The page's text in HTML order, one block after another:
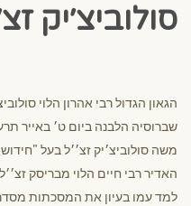
סולוביצ׳יק
הגאון הגדול רבי אהרון הלוי
שברוסיה הלבנה ביום ט׳ באייר
משה סולוביצ׳יק זצ׳׳ל בעל
האדיר רבי חיים הלוי מבריסק
למד עמו בעיון את המסכתות מסדר